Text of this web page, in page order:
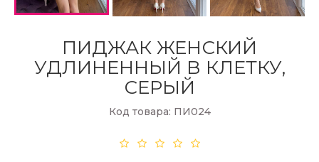
ПИДЖАК ЖЕНСКИЙ
УДЛИНЕННЫЙ В КЛЕТКУ,
СЕРЫЙ
Код товара: ПИ024